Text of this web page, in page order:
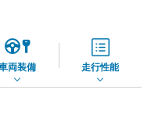
両装備 走行性能